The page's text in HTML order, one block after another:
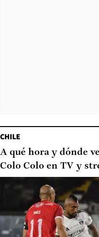
CHILE
A qué hora y dónde
Colo Colo en TV y